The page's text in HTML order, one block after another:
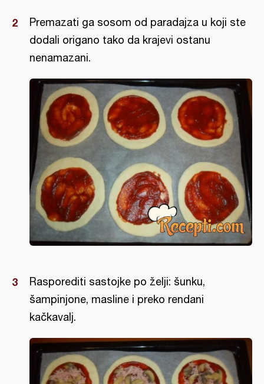
Premazati ga sosom od paradajza u koji ste
dodali origano tako da krajevi ostanu
nenamazani.
Rasporediti sastojke po želji: šunku,
šampinjone, masline i preko rendani
kačkavalj.